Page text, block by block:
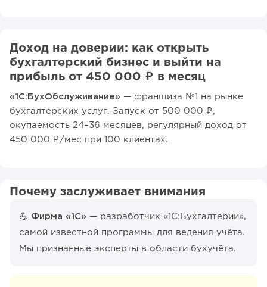
Доход на доверии: как открыть
бухгалтерский бизнес и выйти на
прибыль от 450 000 ₽ в месяц
«1С:БухОбслуживание» — франшиза №1 на рынке
бухгалтерских услуг. Запуск от 500 000 ₽,
окупаемость 24–36 месяцев, регулярный доход от
450 000 ₽/мес при 100 клиентах.
Почему заслуживает внимания
💪 Фирма «1С» — разработчик «1С:Бухгалтерии»,
самой известной программы для ведения учёта.
Мы признанные эксперты в области бухучёта.